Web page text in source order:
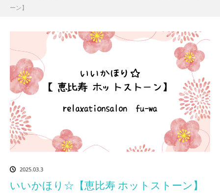
ーン】
2025.03.3
いいかほり☆【恵比寿 ホットストーン】